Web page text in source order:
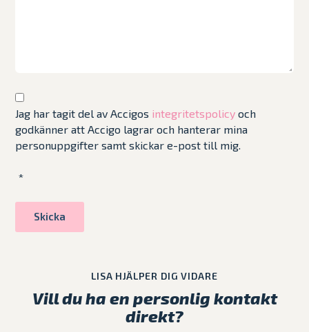
Jag har tagit del av Accigos integritetspolicy och
godkänner att Accigo lagrar och hanterar mina
personuppgifter samt skickar e-post till mig.
*
LISA HJÄLPER DIG VIDARE
Vill du ha en personlig kontakt
direkt?